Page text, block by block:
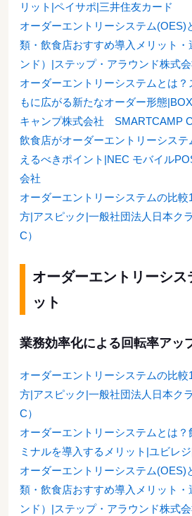
リット|ペイサポ|三井住友カード
オーダーエントリーシステム(OES)
類・飲食店おすすめ導入メリット
ンド）|ステップ・アラウンド株式
オーダーエントリーシステムとは？
もに広がる新たなオーダー形態
キャンプ株式会社 SMARTCAMP
飲食店がオーダーエントリーシステ
えるべきポイント|NEC モバイル
会社
オーダーエントリーシステムの比
方|アスピック|一般社団法人日本ク
C）
オーダーエントリーシス
ット
業務効率化による回転率アッ
オーダーエントリーシステムの比
方|アスピック|一般社団法人日本ク
C）
オーダーエントリーシステムとは
ミナルを導入するメリット|ユビレ
オーダーエントリーシステム(OES)
類・飲食店おすすめ導入メリット
ンド）|ステップ・アラウンド株式